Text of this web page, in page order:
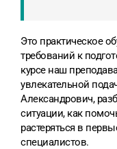
Это практическое
требований к
курсе наш
увлекательной
Александрович,
ситуации, как
растеряться в
специалистов.